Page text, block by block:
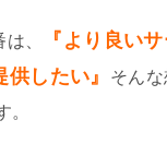
、
『より良い
したい』
そん
。